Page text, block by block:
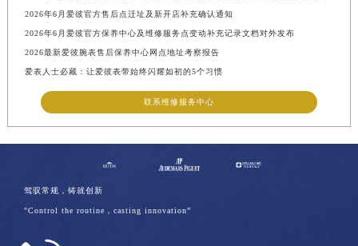
2026年6月爱彼官方售后点迁址及新开店补充确认通知
2026年6月爱彼官方保养中心及维修服务点变动补充记录文档对外发布
2026最新爱彼腕表售后保养中心网点地址考察报告
爱表人士必藏：让爱彼表带始终闪耀如初的5个习惯
联系维修服务中心
驾驭常规，铸就创新
"Control the routine，casting innovation”